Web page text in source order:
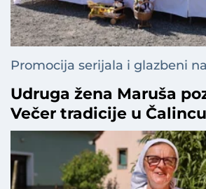
Promocija serijala i glazbeni
Udruga žena Maruša
Večer tradicije u Čalincu